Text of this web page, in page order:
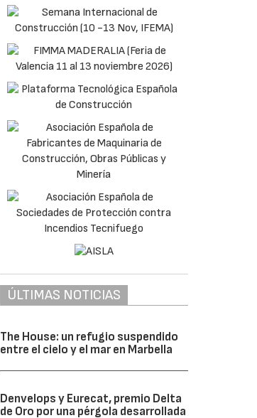
ÚLTIMAS NOTICIAS
The House: un refugio suspendido
entre el cielo y el mar en Marbella
Denvelops y Eurecat, premio Delta
de Oro por una pérgola desarrollada